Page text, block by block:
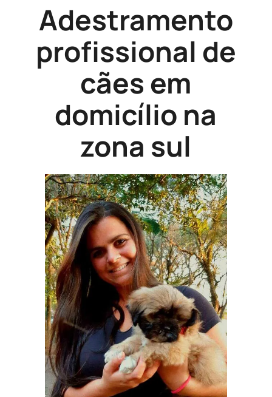
Adestramento
profissional de
cães em
domicílio na
zona sul